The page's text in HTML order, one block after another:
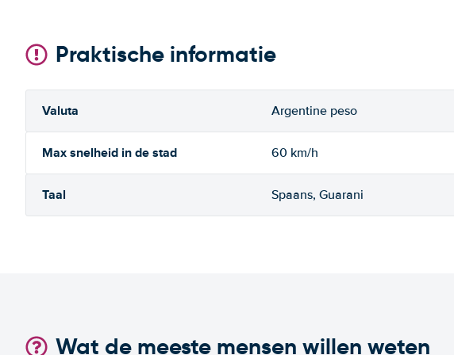
Praktische informatie
Valuta Argentine peso
Max snelheid in de stad 60 km/h
Taal Spaans, Guarani
Wat de meeste mensen willen weten